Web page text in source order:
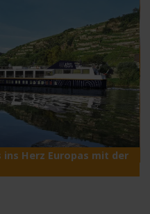
Herz Europas mit der